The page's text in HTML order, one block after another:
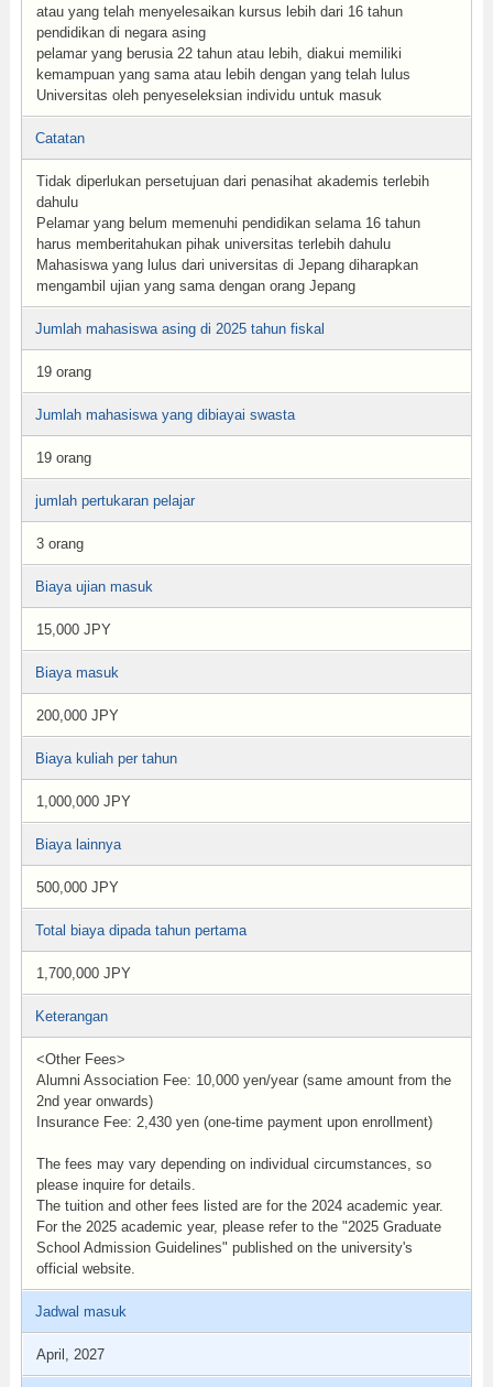
atau yang telah menyelesaikan kursus lebih dari 16 tahun
pendidikan di negara asing
pelamar yang berusia 22 tahun atau lebih, diakui memiliki
kemampuan yang sama atau lebih dengan yang telah lulus
Universitas oleh penyeseleksian individu untuk masuk
Catatan
Tidak diperlukan persetujuan dari penasihat akademis terlebih
dahulu
Pelamar yang belum memenuhi pendidikan selama 16 tahun
harus memberitahukan pihak universitas terlebih dahulu
Mahasiswa yang lulus dari universitas di Jepang diharapkan
mengambil ujian yang sama dengan orang Jepang
Jumlah mahasiswa asing di 2025 tahun fiskal
19 orang
Jumlah mahasiswa yang dibiayai swasta
19 orang
jumlah pertukaran pelajar
3 orang
Biaya ujian masuk
15,000 JPY
Biaya masuk
200,000 JPY
Biaya kuliah per tahun
1,000,000 JPY
Biaya lainnya
500,000 JPY
Total biaya dipada tahun pertama
1,700,000 JPY
Keterangan
<Other Fees>
Alumni Association Fee: 10,000 yen/year (same amount from the
2nd year onwards)
Insurance Fee: 2,430 yen (one-time payment upon enrollment)
The fees may vary depending on individual circumstances, so
please inquire for details.
The tuition and other fees listed are for the 2024 academic year.
For the 2025 academic year, please refer to the "2025 Graduate
School Admission Guidelines" published on the university's
official website.
Jadwal masuk
April, 2027